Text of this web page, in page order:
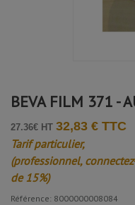
BEVA FILM 371 -
27.36€ HT 32,83 € TTC
Tarif particulier,
(professionnel,
de 15%)
Référence: 8000000008084